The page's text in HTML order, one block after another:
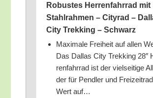
Robus­tes Her­ren­fahr­rad mit
Stahl­rah­men – City­rad –
City Trek­king – Schwarz
Maxi­ma­le Frei­heit auf allen
Das Dal­las City Trek­king 28″
ren­fahr­rad ist der viel­sei­ti­ge
der für Pend­ler und
Wert auf…